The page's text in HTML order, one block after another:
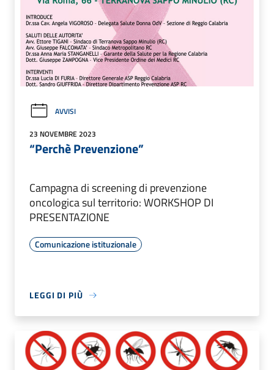
AVVISI
23 NOVEMBRE 2023
“Perchè Prevenzione”
Campagna di screening di prevenzione
oncologica sul territorio: WORKSHOP DI
PRESENTAZIONE
Comunicazione istituzionale
LEGGI DI PIÙ